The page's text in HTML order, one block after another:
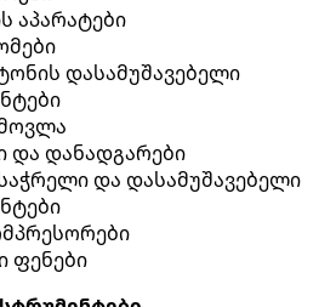
აპარატები
დასამუშავებელი
და დანადგარები
და დასამუშავებელი
ფენები